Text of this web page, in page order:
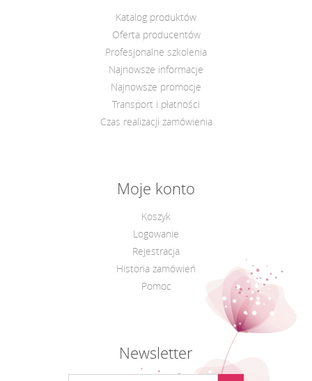
Katalog produktów
Oferta producentów
Profesjonalne szkolenia
Najnowsze informacje
Najnowsze promocje
Transport i płatności
Czas realizacji zamówienia
Moje konto
Koszyk
Logowanie
Rejestracja
Historia zamówień
Pomoc
Newsletter